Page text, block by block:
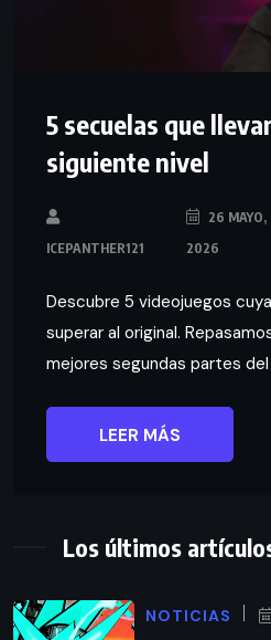
5 secuelas que
siguiente nivel
ICEPANTHER121
26 MAYO,
2026
Descubre 5 videojuegos
superar al original.
mejores segundas partes
LEER MÁS
Los últimos
NOTICIAS